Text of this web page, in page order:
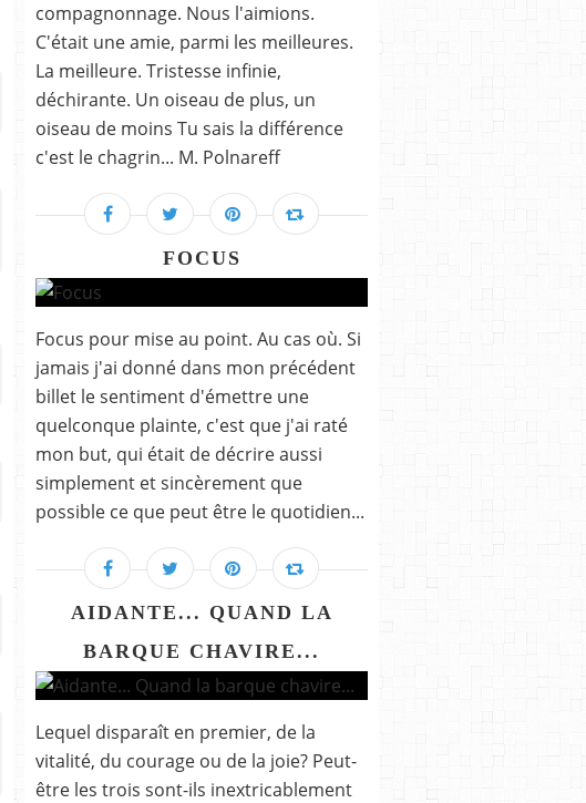
compagnonnage. Nous l'aimions.
C'était une amie, parmi les meilleures.
La meilleure. Tristesse infinie,
déchirante. Un oiseau de plus, un
oiseau de moins Tu sais la différence
c'est le chagrin... M. Polnareff
FOCUS
Focus pour mise au point. Au cas où. Si
jamais j'ai donné dans mon précédent
billet le sentiment d'émettre une
quelconque plainte, c'est que j'ai raté
mon but, qui était de décrire aussi
simplement et sincèrement que
possible ce que peut être le quotidien...
AIDANTE... QUAND LA
BARQUE CHAVIRE...
Lequel disparaît en premier, de la
vitalité, du courage ou de la joie? Peut-
être les trois sont-ils inextricablement